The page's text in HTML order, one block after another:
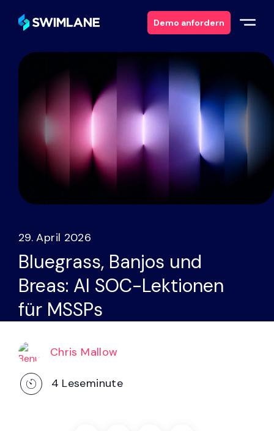
Demo anfordern
Warum Swimlane
Lösungen
Produkte
Dienstleistungen
Über
Partner
Kontakt
Blog
Unterstützung
29. April 2026
Bluegrass, Banjos und
Breas: AI SOC-Lektionen
für MSSPs
Chris Mallow
4 Leseminute